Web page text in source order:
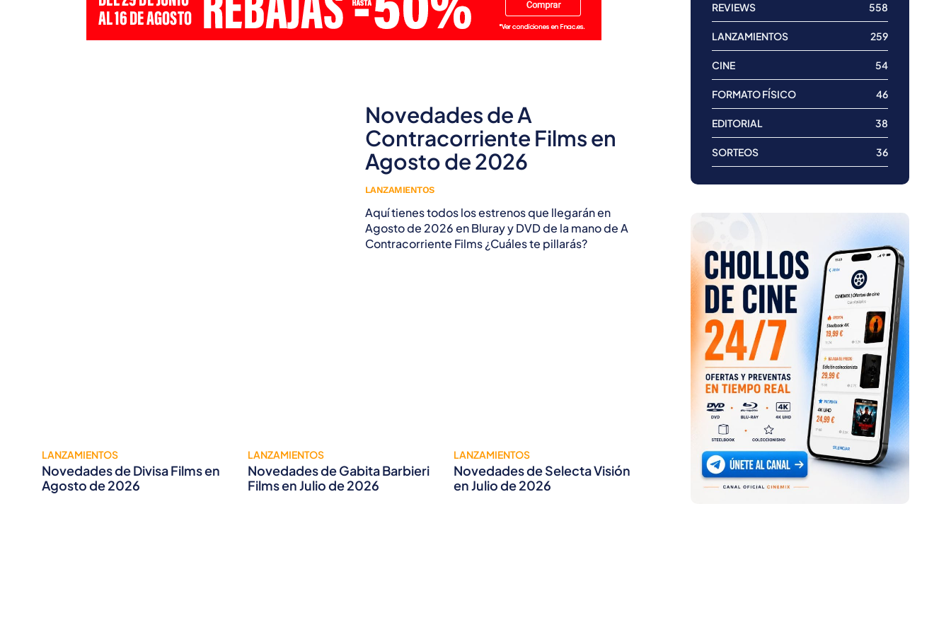
Novedades de A
Contracorriente Films en
Agosto de 2026
LANZAMIENTOS
Aquí tienes todos los estrenos que llegarán en
Agosto de 2026 en Bluray y DVD de la mano de A
Contracorriente Films ¿Cuáles te pillarás?
LANZAMIENTOS
Novedades de Divisa Films en
Agosto de 2026
LANZAMIENTOS
Novedades de Gabita Barbieri
Films en Julio de 2026
LANZAMIENTOS
Novedades de Selecta Visión
en Julio de 2026
REVIEWS 558
LANZAMIENTOS 259
CINE 54
FORMATO FÍSICO 46
EDITORIAL 38
SORTEOS 36